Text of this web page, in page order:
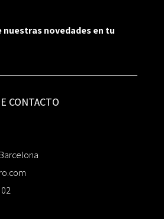
nuestras novedades en tu
CONTACTO